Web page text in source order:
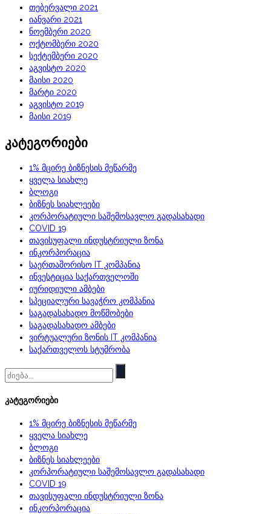
თებერვალი 2021
იანვარი 2021
ნოემბერი 2020
ოქტომბერი 2020
სექტემბერი 2020
აგვისტო 2020
მაისი 2020
მარტი 2020
აგვისტო 2019
მაისი 2019
კატეგორიები
1% მცირე ბიზნესის მეწარმე
ყველა სიახლე
ბლოგი
ბიზნეს სიახლეები
კორპორატიული საშემოსავლო გადასახადი
COVID 19
თავისუფალი ინდუსტრიული ზონა
ინკორპორაცია
საერთაშორისო IT კომპანია
ინვესტიცია საქართველოში
იურიდიული ამბები
სპეციალური სავაჭრო კომპანია
საგადასახადო მოწმობები
საგადასახადო ამბები
ვირტუალური ზონის IT კომპანია
საქართველოს სტუმრობა
Ძებნა:
კატეგორიები
1% მცირე ბიზნესის მეწარმე
ყველა სიახლე
ბლოგი
ბიზნეს სიახლეები
კორპორატიული საშემოსავლო გადასახადი
COVID 19
თავისუფალი ინდუსტრიული ზონა
ინკორპორაცია